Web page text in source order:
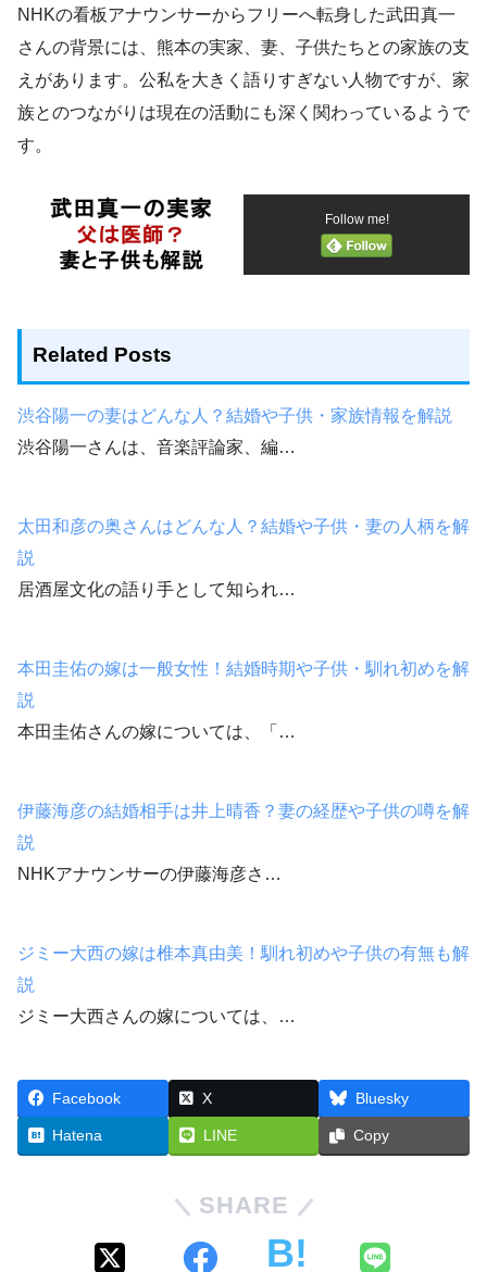
NHKの看板アナウンサーからフリーへ転身した武田真一
さんの背景には、熊本の実家、妻、子供たちとの家族の支
えがあります。公私を大きく語りすぎない人物ですが、家
族とのつながりは現在の活動にも深く関わっているようで
す。
Follow me!
Related Posts
渋谷陽一の妻はどんな人？結婚や子供・家族情報を解説
渋谷陽一さんは、音楽評論家、編…
太田和彦の奥さんはどんな人？結婚や子供・妻の人柄を解
説
居酒屋文化の語り手として知られ…
本田圭佑の嫁は一般女性！結婚時期や子供・馴れ初めを解
説
本田圭佑さんの嫁については、「…
伊藤海彦の結婚相手は井上晴香？妻の経歴や子供の噂を解
説
NHKアナウンサーの伊藤海彦さ…
ジミー大西の嫁は椎本真由美！馴れ初めや子供の有無も解
説
ジミー大西さんの嫁については、…
Facebook X Bluesky
Hatena LINE Copy
SHARE